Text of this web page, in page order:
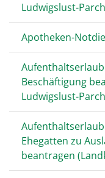
Ludwigslust-
Apotheken-
Beschäftigung
Ludwigslust-
Ehegatten zu
beantragen